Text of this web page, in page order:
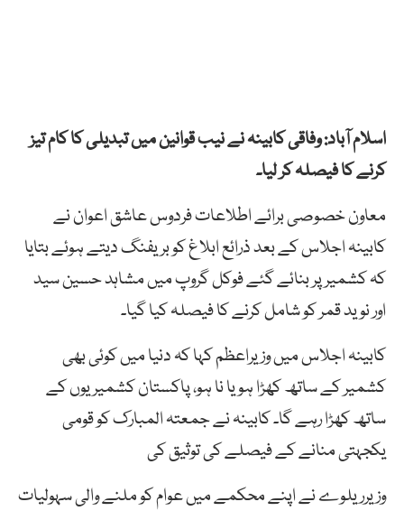
اسلام آباد: وفاقی کابینہ نے نیب قوانین میں تبدیلی کا کام تیز
کرنے کا فیصلہ کر لیا۔
معاون خصوصی برائے اطلاعات فردوس عاشق اعوان نے
کابینہ اجلاس کے بعد ذرائع ابلاغ کو بریفنگ دیتے ہوئے بتایا
کہ کشمیر پر بنائے گئے فوکل گروپ میں مشاہد حسین سید
اور نوید قمر کو شامل کرنے کا فیصلہ کیا گیا۔
کابینہ اجلاس میں وزیراعظم کہا کہ دنیا میں کوئی بھی
کشمیر کے ساتھ کھڑا ہو یا نا ہو، پاکستان کشمیریوں کے
ساتھ کھڑا رہے گا۔ کابینہ نے جمعتہ المبارک کو قومی
یکجہتی منانے کے فیصلے کی توثیق کی
وزیرریلوے نے اپنے محکمے میں عوام کو ملنے والی سہولیات